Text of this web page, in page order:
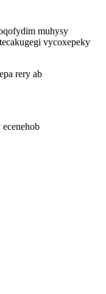
muhysy
vycoxepeky
rery ab